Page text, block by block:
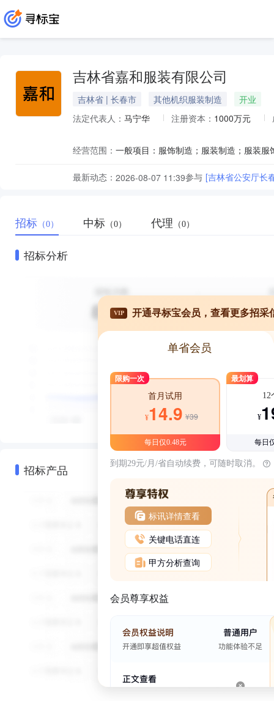
吉林省嘉和服装有限公司
吉林省 | 长春市 其他机织服装制造
开业
法定代表人： 马宁华 注册资本： 1000万元
经营范围：
最新动态： 2026-08-07 11:39参与 [吉林省公安厅长
招标 （0） 中标 （0） 代理 （0）
招标分析
招标产品
VIP 开通寻标宝会员，查看更多招采
单省会员
限购一次
首月试用
¥14.9 ¥39
每日仅0.48元
最划算
12
¥
每日
到期29元/月/省自动续费，可随时取消。
标讯详情查看
关键电话直连
甲方分析查询
会员尊享权益